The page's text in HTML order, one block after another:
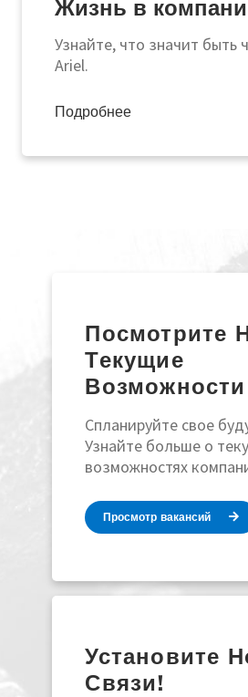
Жизнь в
Узнайте, что значит быть
Ariel.
Подробнее
Посмотрите
Текущие
Возможности
Спланируйте свое
Узнайте больше о
возможностях
Просмотр вакансий
Установите
Связи!